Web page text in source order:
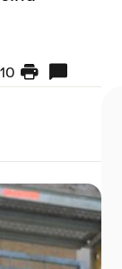
10